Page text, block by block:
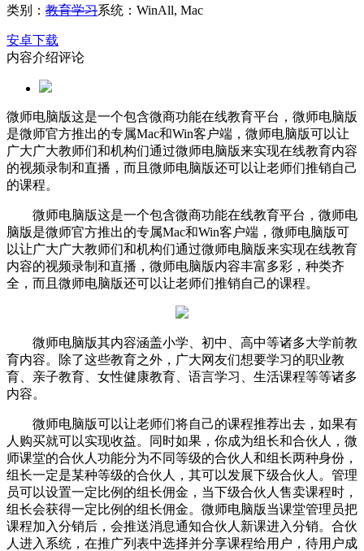
类别： 教育学习系统：WinAll, Mac
安卓下载
内容介绍评论
微师电脑版这是一个包含微商功能在线教育平台，微师电脑版
是微师官方推出的专属Mac和Win客户端，微师电脑版可以让
广大广大教师们和机构们通过微师电脑版来实现在线教育内容
的视频录制和直播，而且微师电脑版还可以让老师们推销自己
的课程。
微师电脑版这是一个包含微商功能在线教育平台，微师电
脑版是微师官方推出的专属Mac和Win客户端，微师电脑版可
以让广大广大教师们和机构们通过微师电脑版来实现在线教育
内容的视频录制和直播，微师电脑版内容丰富多彩，种类齐
全，而且微师电脑版还可以让老师们推销自己的课程。
微师电脑版其内容涵盖小学、初中、高中等诸多大学前教
育内容。除了这些教育之外，广大网友们想要学习的职业教
育、亲子教育、女性健康教育、语言学习、生活课程等等诸多
内容。
微师电脑版可以让老师们将自己的课程推荐出去，如果有
人购买就可以实现收益。同时如果，你成为组长和合伙人，微
师课堂的合伙人功能分为不同等级的合伙人和组长两种身份，
组长一定是某种等级的合伙人，其可以发展下级合伙人。管理
员可以设置一定比例的组长佣金，当下级合伙人售卖课程时，
组长会获得一定比例的组长佣金。微师电脑版当课堂管理员把
课程加入分销后，会推送消息通知合伙人新课进入分销。合伙
人进入系统，在推广列表中选择并分享课程给用户，待用户成